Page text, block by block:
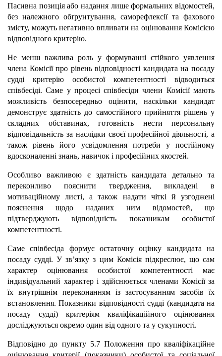
Пасивна позиція або надання лише формальних відомостей,
без належного обґрунтування, саморефлексії та фахового
змісту, можуть негативно впливати на оцінювання Комісією
відповідного критерію.
Не менш важлива роль у формуванні стійкого уявлення
члена Комісії про рівень відповідності кандидата на посаду
судді критерію особистої компетентності відводиться
співбесіді. Саме у процесі співбесіди члени Комісії мають
можливість безпосередньо оцінити, наскільки кандидат
демонструє здатність до самостійного прийняття рішень у
складних обставинах, готовність нести персональну
відповідальність за наслідки своєї професійної діяльності, а
також рівень його усвідомлення потреби у постійному
вдосконаленні знань, навичок і професійних якостей.
Особливо важливою є здатність кандидата детально та
переконливо пояснити твердження, викладені в
мотиваційному листі, а також надати чіткі й узгоджені
пояснення щодо наданих ним відомостей, що
підтверджують відповідність показникам особистої
компетентності.
Саме співбесіда формує остаточну оцінку кандидата на
посаду судді. У зв’язку з цим Комісія підкреслює, що сам
характер оцінювання особистої компетентності має
індивідуальний характер і здійснюється членами Комісії за
їх внутрішнім переконанням із застосуванням засобів їх
встановлення. Показники відповідності судді (кандидата на
посаду судді) критеріям кваліфікаційного оцінювання
досліджуються окремо один від одного та у сукупності.
Відповідно до пункту 5.7 Положення про кваліфікаційне